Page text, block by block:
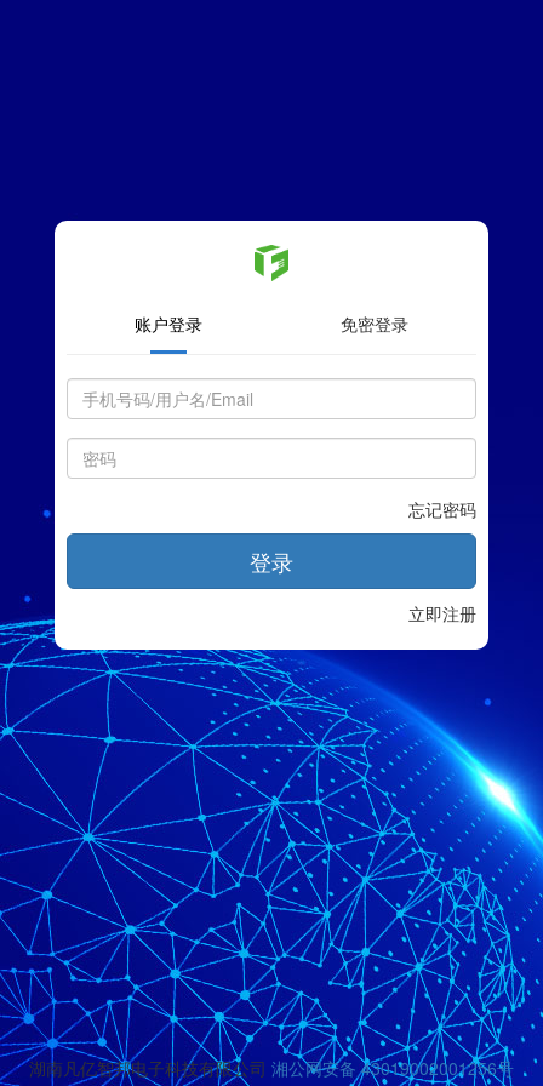
账户登录 免密登录
忘记密码
登录
立即注册
湖南凡亿智邦电子科技有限公司 湘公网安备 43019002001256号